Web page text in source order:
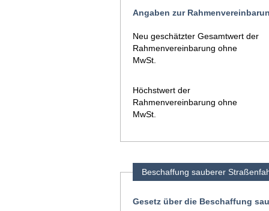
Angaben zur
Neu geschätzter Gesamtwert der
Rahmenvereinbarung ohne
MwSt.
Höchstwert der
Rahmenvereinbarung ohne
MwSt.
Beschaffung sauberer
Gesetz über die Beschaffung